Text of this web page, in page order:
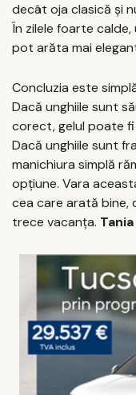
decât oja clasică și
În zilele foarte
pot arăta mai
Concluzia este
Dacă unghiile sunt
corect, gelul poate
Dacă unghiile sunt
manichiura simplă
opțiune. Vara
cea care arată bine,
trece vacanța. Tania